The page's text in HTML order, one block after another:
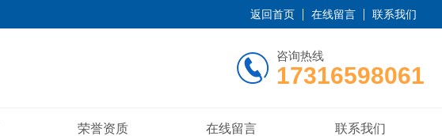
返回首页 在线留言 联系我们
咨询热线
17316598061
荣誉资质 在线留言 联系我们